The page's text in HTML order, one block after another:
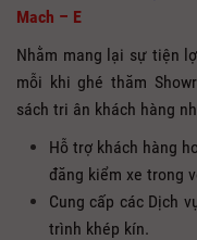
Mach – E
Nhằm mang lại sự tiện
mỗi khi ghé thăm
sách tri ân khách hàng
Hỗ trợ khách hàng
đăng kiểm xe trong
Cung cấp các Dịch
trình khép kín.